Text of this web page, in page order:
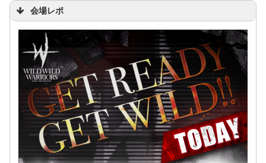
#WWW幕張final0512
#WWWkaede
pic.twitter.com/KQpqQ4NUMg
May 12, 2017
#exilethesecond
#wildwildwarriors
#幕張メッセ
pic.twitter.com/EVnsy40Czz
May 12, 2017
2017年5月14日
2017年5月13日
#WWW
2017年5月12日
#WWW幕張
会場レポ